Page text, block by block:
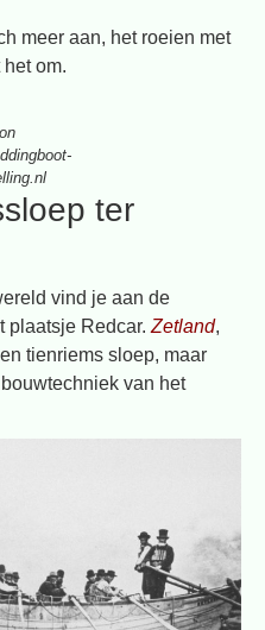
meer aan, het roeien met
om.
ter
vind je aan de
plaatsje Redcar. Zetland,
tienriems sloep, maar
van het